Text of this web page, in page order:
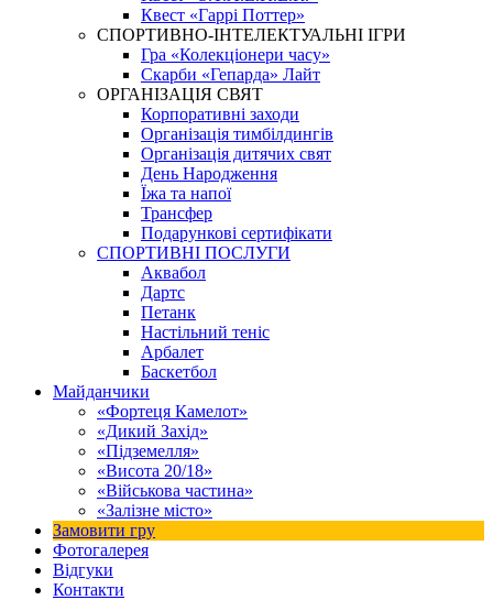
Квест «Гаррі Поттер»
СПОРТИВНО-ІНТЕЛЕКТУАЛЬНІ ІГРИ
Гра «Колекціонери часу»
Скарби «Гепарда» Лайт
ОРГАНІЗАЦІЯ СВЯТ
Корпоративні заходи
Організація тимбілдингів
Організація дитячих свят
День Народження
Їжа та напої
Трансфер
Подарункові сертифікати
СПОРТИВНІ ПОСЛУГИ
Аквабол
Дартс
Петанк
Настільний теніс
Арбалет
Баскетбол
Майданчики
«Фортеця Камелот»
«Дикий Захід»
«Підземелля»
«Висота 20/18»
«Військова частина»
«Залізне місто»
Замовити гру
Фотогалерея
Відгуки
Контакти